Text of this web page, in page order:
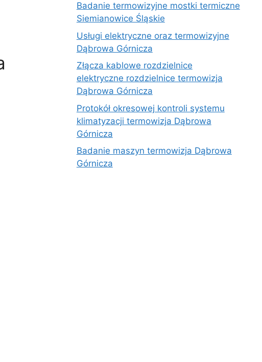
Badanie termowizyjne mostki termiczne
Siemianowice Śląskie
Usługi elektryczne oraz termowizyjne
Dąbrowa Górnicza
Złącza kablowe rozdzielnice
elektryczne rozdzielnice termowizja
Dąbrowa Górnicza
Protokół okresowej kontroli systemu
klimatyzacji termowizja Dąbrowa
Górnicza
Badanie maszyn termowizja Dąbrowa
Górnicza